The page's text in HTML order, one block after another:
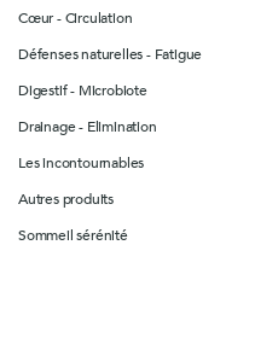
Cœur - Circulation
Défenses naturelles - Fatigue
Digestif - Microbiote
Drainage - Elimination
Les incontournables
Autres produits
Sommeil sérénité